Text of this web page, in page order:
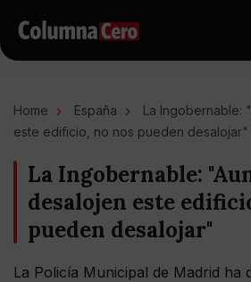
Home España
La Ingobernable:
este edificio, no nos pueden desalojar"
La Ingobernable:
desalojen este
pueden desalojar"
La Policía Municipal de Madrid ha